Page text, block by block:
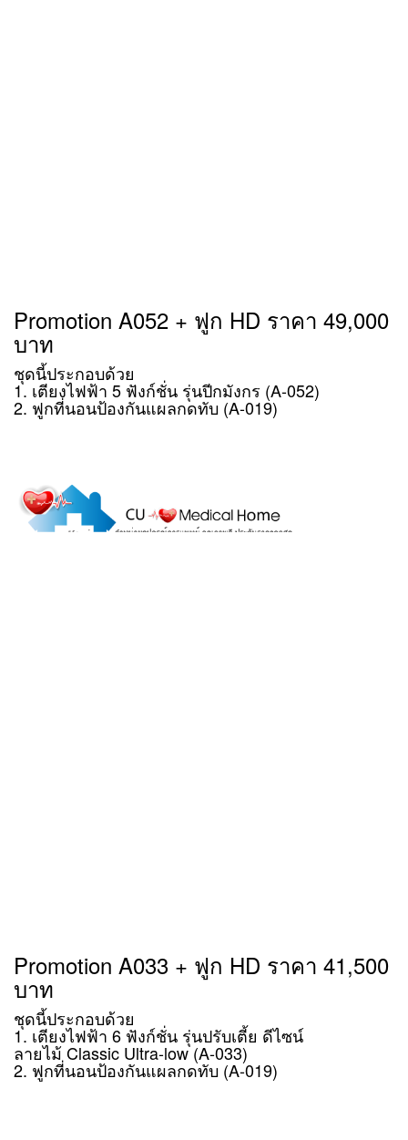
Promotion A052 + ฟูก HD ราคา 49,000
บาท
ชุดนี้ประกอบด้วย
1. เตียงไฟฟ้า 5 ฟังก์ชั่น รุ่นปีกมังกร (A-052)
2. ฟูกที่นอนป้องกันแผลกดทับ (A-019)
Promotion A033 + ฟูก HD ราคา 41,500
บาท
ชุดนี้ประกอบด้วย
1. เตียงไฟฟ้า 6 ฟังก์ชั่น รุ่นปรับเตี้ย ดีไซน์
ลายไม้ Classic Ultra-low (A-033)
2. ฟูกที่นอนป้องกันแผลกดทับ (A-019)